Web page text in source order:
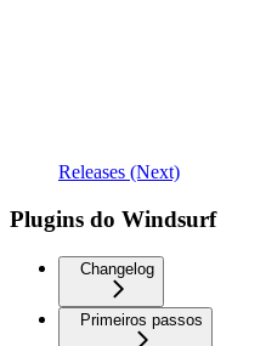
Releases (Next)
Plugins do Windsurf
Changelog
Primeiros passos